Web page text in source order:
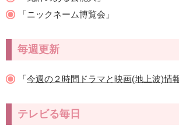
「ニックネーム博覧会」
毎週更新
「今週の２時間ドラマと映画(地上波)情
テレビる毎日